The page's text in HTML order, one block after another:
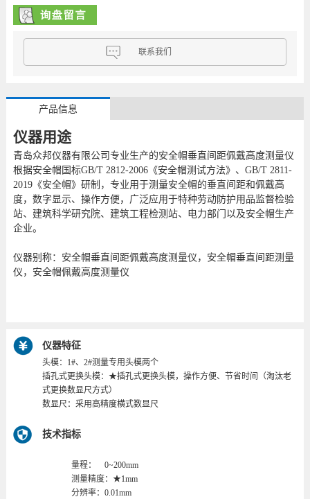
联系我们
产品信息
仪器用途
青岛众邦仪器有限公司专业生产的安全帽垂直间距佩戴高度测量仪
根据安全帽国标GB/T 2812-2006《安全帽测试方法》、GB/T 2811-
2019《安全帽》研制，专业用于测量安全帽的垂直间距和佩戴高
度，数字显示、操作方便，广泛应用于特种劳动防护用品监督检验
站、建筑科学研究院、建筑工程检测站、电力部门以及安全帽生产
企业。
仪器别称：安全帽垂直间距佩戴高度测量仪，安全帽垂直间距测量
仪，安全帽佩戴高度测量仪
仪器特征
头模：1#、2#测量专用头模两个
插孔式更换头模：★插孔式更换头模，操作方便、节省时间（淘汰老
式更换数显尺方式）
数显尺：采用高精度横式数显尺
技术指标
量程：
0~200mm
测量精度：★1mm
分辨率：0.01mm